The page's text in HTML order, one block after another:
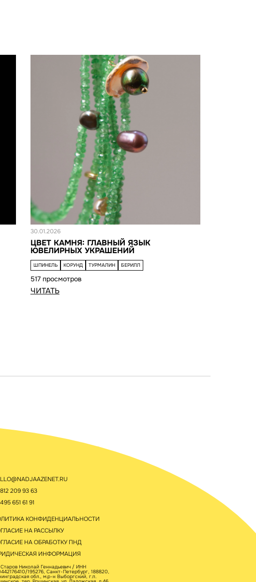
Новость
30.01.2026
ЦВЕТ КАМНЯ: ГЛАВНЫЙ ЯЗЫК
ЮВЕЛИРНЫХ УКРАШЕНИЙ
ШПИНЕЛЬ КОРУНД ТУРМАЛИН БЕРИЛЛ
517 просмотров
ЧИТАТЬ
209 93 63
651 61 91
КОНФИДЕНЦИАЛЬНОСТИ
НА РАССЫЛКУ
НА ОБРАБОТКУ ПНД
ИНФОРМАЦИЯ
Николай Геннадьевич / ИНН
195276, Санкт-Петербург, 188820,
обл., м.р-н Выборгский, г.п.